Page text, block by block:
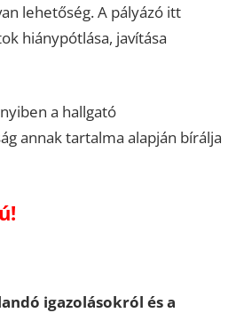
lehetőség. A pályázó itt
hiánypótlása, javítása
a hallgató
annak tartalma alapján bírálja
igazolásokról és a